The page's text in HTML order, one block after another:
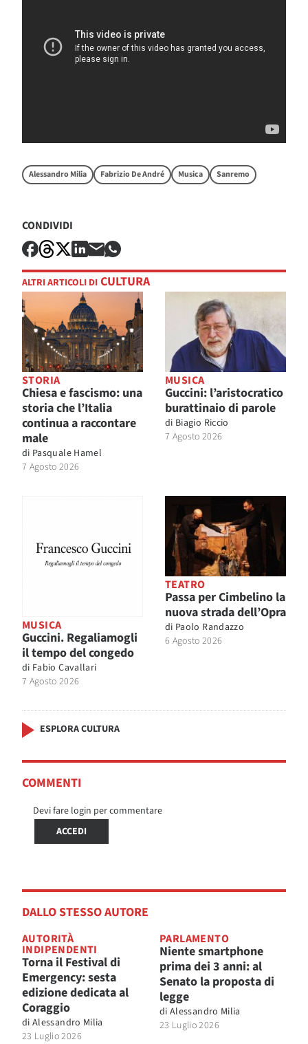
Alessandro Milia Fabrizio De André Musica Sanremo
CONDIVIDI
ALTRI ARTICOLI DI CULTURA
STORIA
Chiesa e fascismo: una
storia che l’Italia
continua a raccontare
male
di Pasquale Hamel
7 Agosto 2026
MUSICA
Guccini: l’aristocratico
burattinaio di parole
di Biagio Riccio
7 Agosto 2026
MUSICA
Guccini. Regaliamogli
il tempo del congedo
di Fabio Cavallari
7 Agosto 2026
TEATRO
Passa per Cimbelino la
nuova strada dell’Opra
di Paolo Randazzo
6 Agosto 2026
ESPLORA CULTURA
COMMENTI
Devi fare login per commentare
ACCEDI
DALLO STESSO AUTORE
AUTORITÀ
INDIPENDENTI
Torna il Festival di
Emergency: sesta
edizione dedicata al
Coraggio
di Alessandro Milia
23 Luglio 2026
PARLAMENTO
Niente smartphone
prima dei 3 anni: al
Senato la proposta di
legge
di Alessandro Milia
23 Luglio 2026